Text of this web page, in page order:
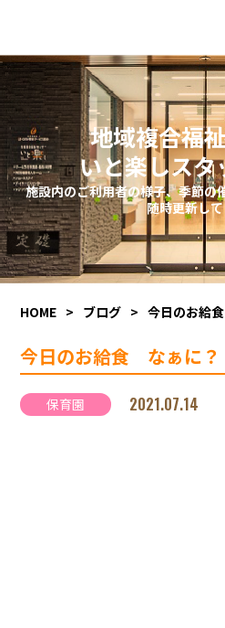
地域複合福
いと楽しスタ
施設内のご利用者の様子、季節の
随時更新し
HOME > ブログ > 今日のお給
今日のお給食 なぁに？
保育園 2021.07.14